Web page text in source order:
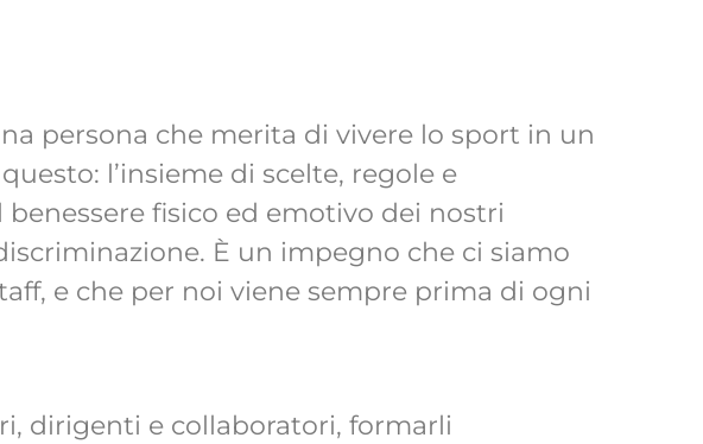
persona che merita di vivere lo sport in un
l’insieme di scelte, regole e
fisico ed emotivo dei nostri
È un impegno che ci siamo
e che per noi viene sempre prima di ogni
dirigenti e collaboratori, formarli